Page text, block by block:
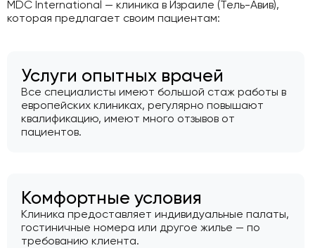
MDC International — клиника в Израиле (Тель-Авив),
которая предлагает своим пациентам:
Услуги опытных врачей
Все специалисты имеют большой стаж работы в
европейских клиниках, регулярно повышают
квалификацию, имеют много отзывов от
пациентов.
Комфортные условия
Клиника предоставляет индивидуальные палаты,
гостиничные номера или другое жилье — по
требованию клиента.